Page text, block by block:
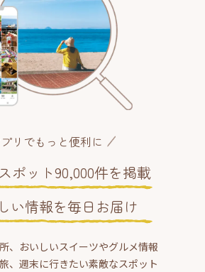
リでもっと便利に
ポット90,000件を掲載
い情報を毎日お届け
、おいしいスイーツやグルメ情報
、週末に行きたい素敵なスポット